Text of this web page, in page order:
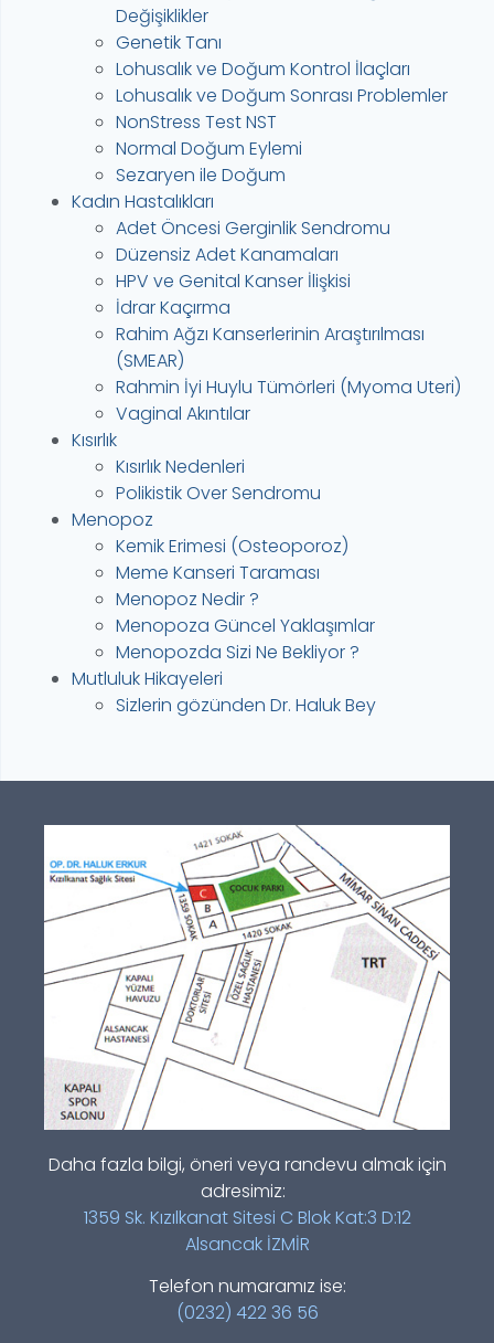
Değişiklikler
Genetik Tanı
Lohusalık ve Doğum Kontrol İlaçları
Lohusalık ve Doğum Sonrası Problemler
NonStress Test NST
Normal Doğum Eylemi
Sezaryen ile Doğum
Kadın Hastalıkları
Adet Öncesi Gerginlik Sendromu
Düzensiz Adet Kanamaları
HPV ve Genital Kanser İlişkisi
İdrar Kaçırma
Rahim Ağzı Kanserlerinin Araştırılması
(SMEAR)
Rahmin İyi Huylu Tümörleri (Myoma Uteri)
Vaginal Akıntılar
Kısırlık
Kısırlık Nedenleri
Polikistik Over Sendromu
Menopoz
Kemik Erimesi (Osteoporoz)
Meme Kanseri Taraması
Menopoz Nedir ?
Menopoza Güncel Yaklaşımlar
Menopozda Sizi Ne Bekliyor ?
Mutluluk Hikayeleri
Sizlerin gözünden Dr. Haluk Bey
Daha fazla bilgi, öneri veya randevu almak için
adresimiz:
1359 Sk. Kızılkanat Sitesi C Blok Kat:3 D:12
Alsancak İZMİR
Telefon numaramız ise:
(0232) 422 36 56